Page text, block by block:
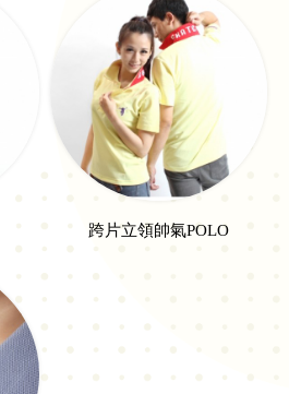
跨片立領帥氣POLO